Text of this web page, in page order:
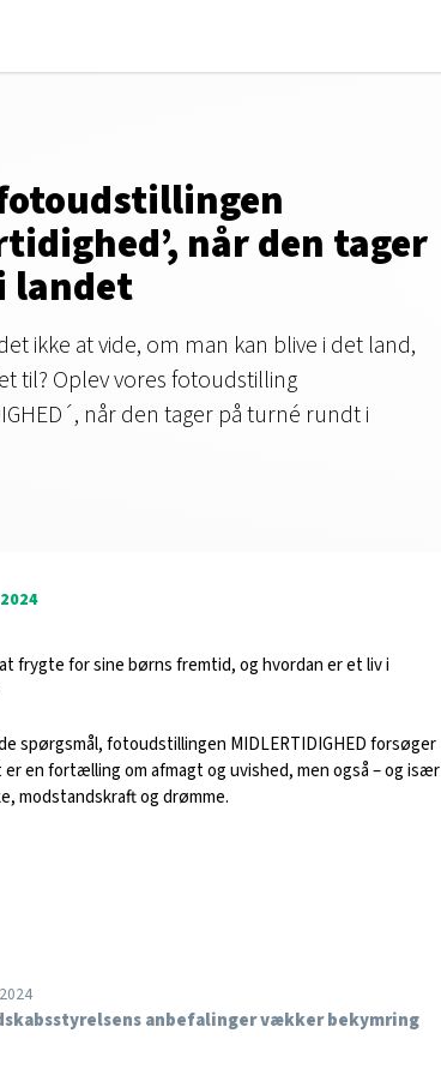
når den tager
landet
ikke at vide, om man kan blive i det land,
til? Oplev vores fotoudstilling
når den tager på turné rundt i
frygte for sine børns fremtid, og hvordan er et liv i
spørgsmål, fotoudstillingen MIDLERTIDIGHED forsøger
en fortælling om afmagt og uvished, men også – og især
modstandskraft og drømme.
anbefalinger vækker bekymring